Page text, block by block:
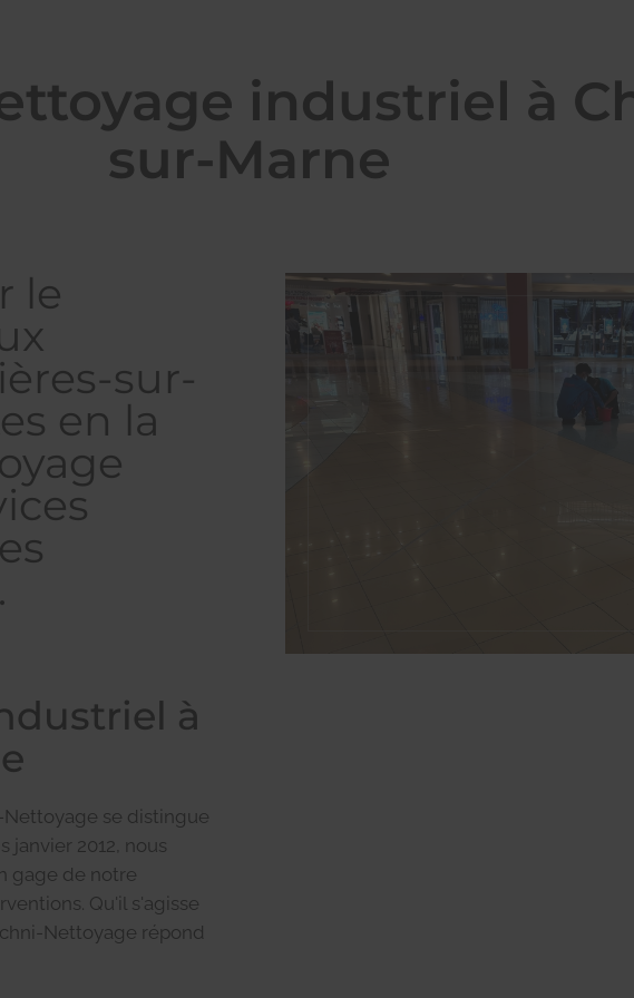
industriel à
sur-Marne
le
sur-
en la
à
Nettoyage se distingue
janvier 2012, nous
gage de notre
Qu'il s'agisse
Nettoyage répond